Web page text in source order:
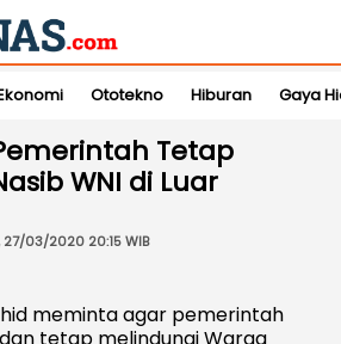
Ototekno Hiburan Gaya
Tetap
WNI di Luar
27/03/2020 20:15 WIB